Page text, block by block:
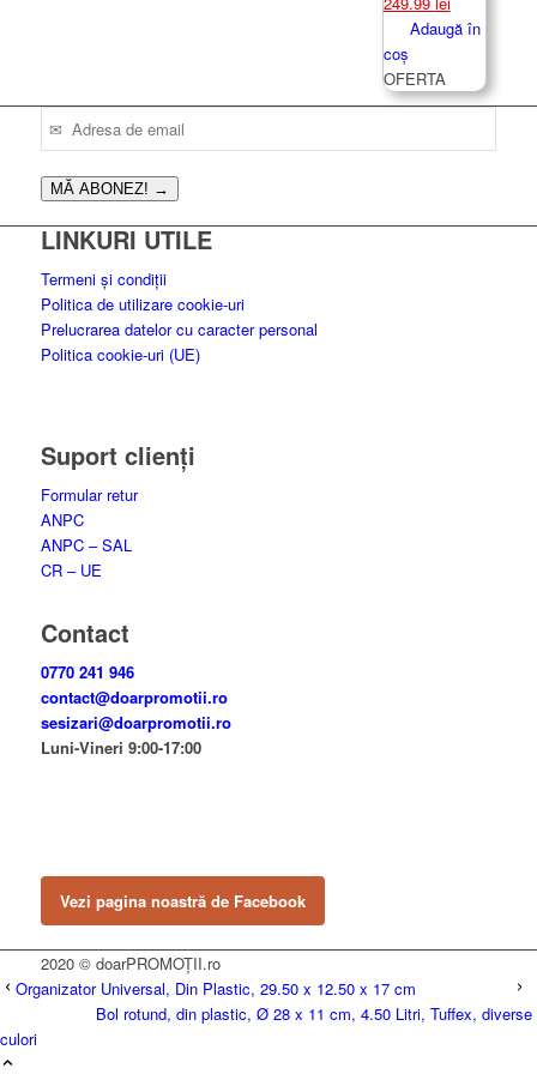
inițial
a
fost:
489.00 lei.
curent
249.99 lei.
Adaugă în
coș
OFERTA
MĂ ABONEZ! →
LINKURI UTILE
Termeni și condiții
Politica de utilizare cookie-uri
Prelucrarea datelor cu caracter personal
Politica cookie-uri (UE)
Suport clienți
Formular retur
ANPC
ANPC – SAL
CR – UE
Contact
0770 241 946
contact@doarpromotii.ro
sesizari@doarpromotii.ro
Luni-Vineri 9:00-17:00
Vezi pagina noastră de Facebook
2020 © doarPROMOȚII.ro
Organizator Universal, Din Plastic, 29.50 x 12.50 x 17 cm
Bol rotund, din plastic, Ø 28 x 11 cm, 4.50 Litri, Tuffex, diverse
culori